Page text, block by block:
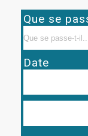
Que se
Date